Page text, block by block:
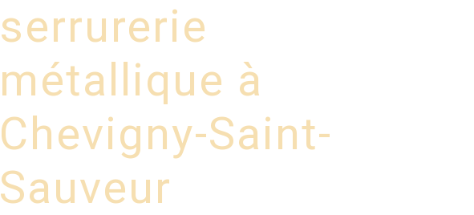
serrurerie
métallique à
Chevigny-Saint-
Sauveur